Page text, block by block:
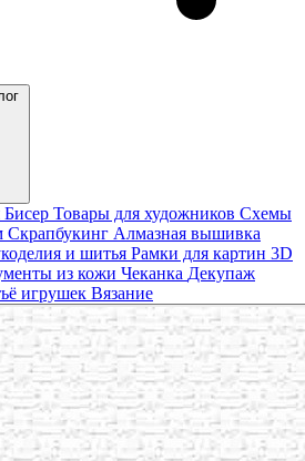
Бисер Товары для художников Схемы
Скрапбукинг Алмазная вышивка
и шитья Рамки для картин 3D
из кожи Чеканка Декупаж
игрушек Вязание